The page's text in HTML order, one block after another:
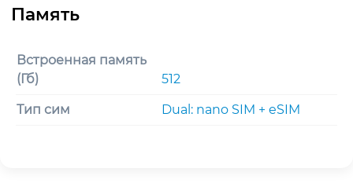
Встроенная память
(Гб)
512
Тип сим Dual: nano SIM + eSIM